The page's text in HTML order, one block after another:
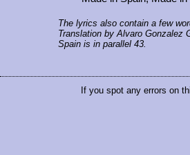
The lyrics also contain a few
Translation by Alvaro Gonzalez
Spain is in parallel 43.
If you spot any errors on